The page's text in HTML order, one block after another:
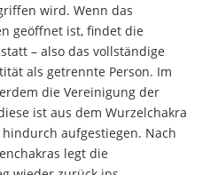
wird. Wenn das
geöffnet ist, findet die
– also das vollständige
als getrennte Person. Im
die Vereinigung der
ist aus dem Wurzelchakra
aufgestiegen. Nach
legt die